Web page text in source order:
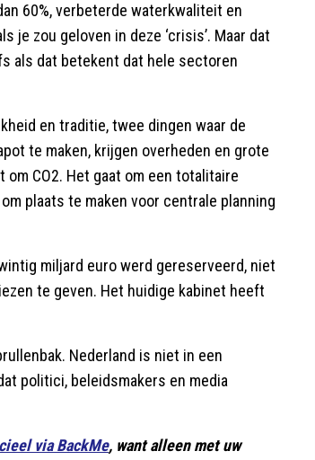
60%, verbeterde waterkwaliteit en
zou geloven in deze ‘crisis’. Maar dat
als dat betekent dat hele sectoren
en traditie, twee dingen waar de
te maken, krijgen overheden en grote
CO2. Het gaat om een totalitaire
plaats te maken voor centrale planning
miljard euro werd gereserveerd, niet
te geven. Het huidige kabinet heeft
Nederland is niet in een
politici, beleidsmakers en media
via BackMe, want alleen met uw